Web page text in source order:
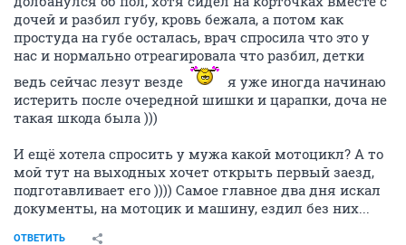
дочей и разбил губу, кровь бежала, а потом как
простуда на губе осталась, врач спросила что это у
нас и нормально отреагировала что разбил, детки
ведь сейчас лезут везде
я уже иногда начинаю
истерить после очередной шишки и царапки, доча не
такая шкода была )))
И ещё хотела спросить у мужа какой мотоцикл? А то
мой тут на выходных хочет открыть первый заезд,
подготавливает его )))) Самое главное два дня искал
документы, на мотоцик и машину, ездил без них...
ОТВЕТИТЬ